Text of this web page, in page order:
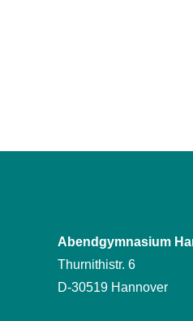
Abendgymnasium
Thurnithistr. 6
D-30519 Hannover